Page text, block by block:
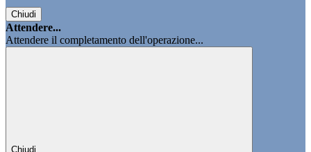
Chiudi
Attendere...
Attendere il completamento dell'operazione...
Chiudi